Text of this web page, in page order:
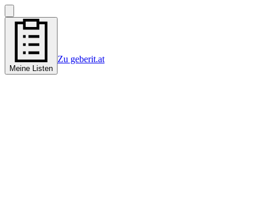
Meine Listen
Zu geberit.at